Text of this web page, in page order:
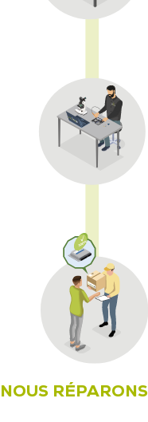
NOUS RÉPARONS